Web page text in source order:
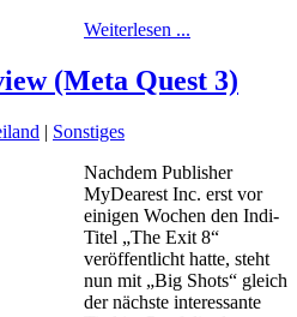
Weiterlesen ...
(Meta Quest 3)
| Sonstiges
Nachdem Publisher
MyDearest Inc. erst vor
einigen Wochen den Indi-
Titel „The Exit 8“
veröffentlicht hatte, steht
nun mit „Big Shots“ gleich
der nächste interessante